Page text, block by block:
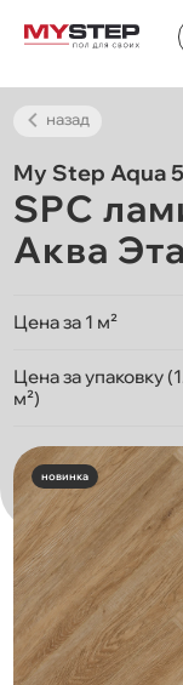
назад
My Step Aqua
SPC
Аква
Цена за 1 м²
Цена за упаковку
м²)
новинка